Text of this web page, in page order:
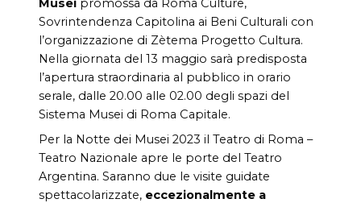
Musei promossa da Roma Culture,
Sovrintendenza Capitolina ai Beni Culturali con
l’organizzazione di Zètema Progetto Cultura.
Nella giornata del 13 maggio sarà predisposta
l’apertura straordinaria al pubblico in orario
serale, dalle 20.00 alle 02.00 degli spazi del
Sistema Musei di Roma Capitale.
Per la Notte dei Musei 2023 il Teatro di Roma –
Teatro Nazionale apre le porte del Teatro
Argentina. Saranno due le visite guidate
spettacolarizzate, eccezionalmente a